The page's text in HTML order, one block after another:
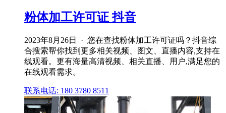
粉体加工许可证 抖音
2023年8月26日 · 您在查找粉体加工许可证吗？抖音综
合搜索帮你找到更多相关视频、图文、直播内容,支持在
线观看。更有海量高清视频、相关直播、用户,满足您的
在线观看需求。
联系电话: 180 3780 8511